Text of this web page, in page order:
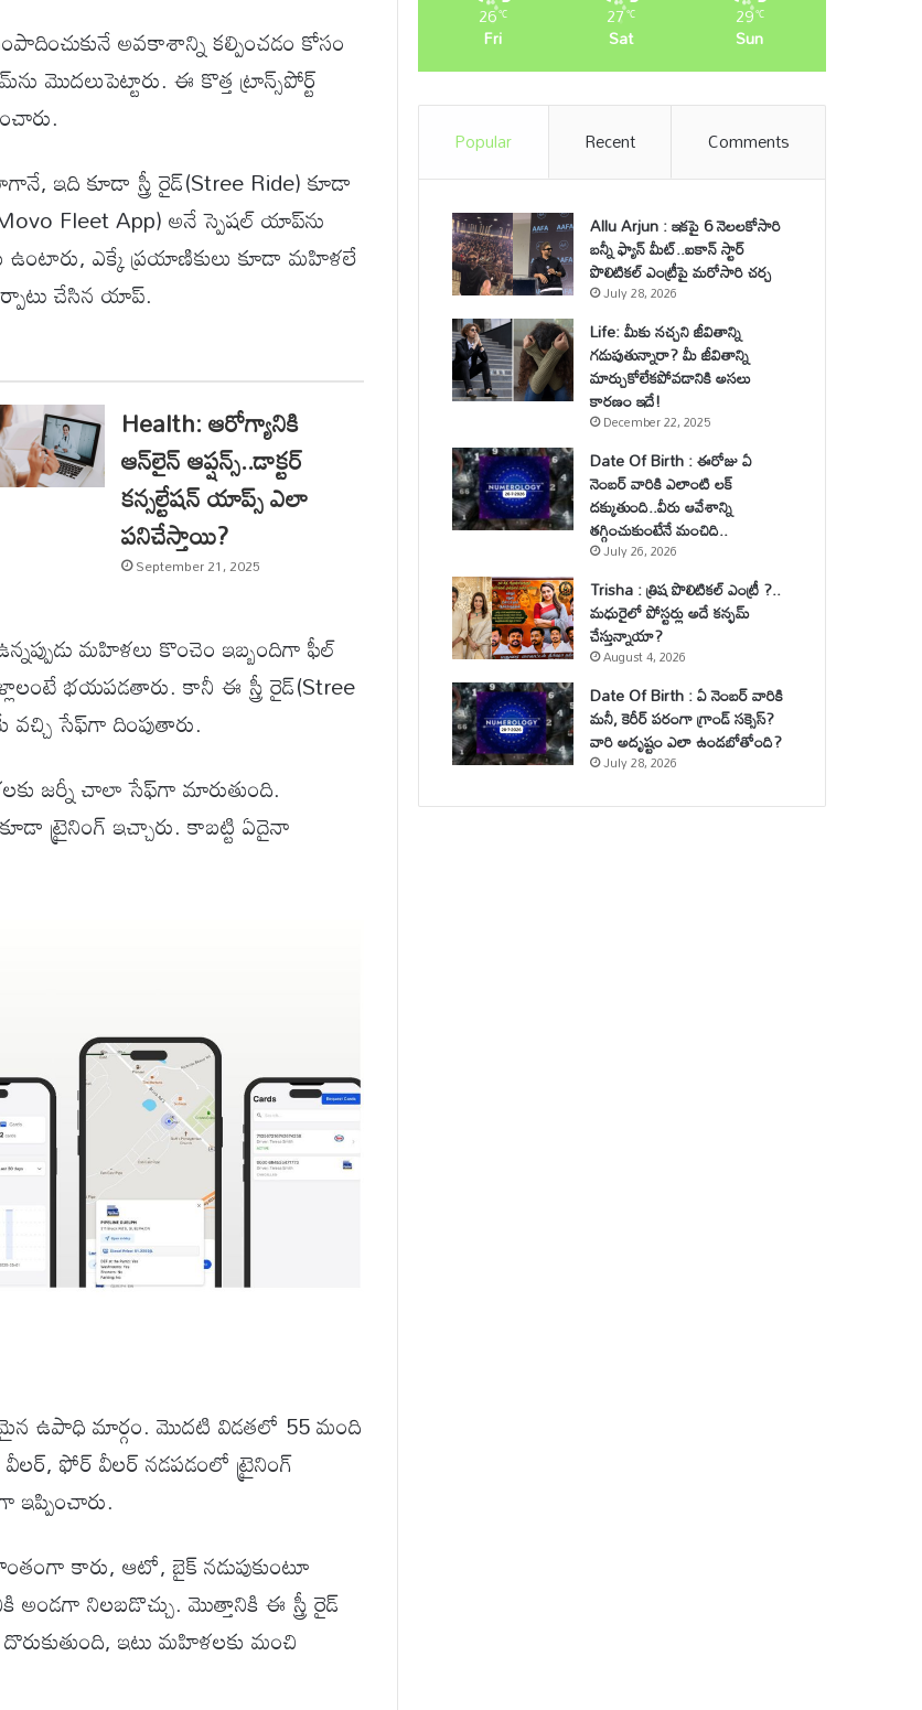
అవకాశాన్ని కల్పించడం కోసం
మొదలుపెట్టారు. ఈ కొత్త ట్రాన్స్‌పోర్ట్
కూడా స్త్రీ రైడ్(Stree Ride) కూడా
Fleet App) అనే స్పెషల్ యాప్‌ను
ఎక్కే ప్రయాణికులు కూడా మహిళలే
చేసిన యాప్.
Health: ఆరోగ్యానికి
ఆన్‌లైన్‌ ఆప్షన్స్‌..డాక్టర్
కన్సల్టేషన్ యాప్స్ ఎలా
పనిచేస్తాయి?
September 21, 2025
మహిళలు కొంచెం ఇబ్బందిగా ఫీల్
భయపడతారు. కానీ ఈ స్త్రీ రైడ్(Stree
వచ్చి సేఫ్‌గా దింపుతారు.
జర్నీ చాలా సేఫ్‌గా మారుతుంది.
ట్రైనింగ్ ఇచ్చారు. కాబట్టి ఏదైనా
ఉపాధి మార్గం. మొదటి విడతలో 55 మంది
ఫోర్ వీలర్ నడపడంలో ట్రైనింగ్
ఇప్పించారు.
కారు, ఆటో, బైక్ నడుపుకుంటూ
అండగా నిలబడొచ్చు. మొత్తానికి ఈ స్త్రీ రైడ్
ఇటు మహిళలకు మంచి
26℃
Fri
27℃
Sat
29℃
Sun
Popular Recent Comments
Allu Arjun : ఇకపై 6 నెలలకోసారి
బన్నీ ఫ్యాన్ మీట్..ఐకాన్ స్టార్
పొలిటికల్ ఎంట్రీపై మరోసారి చర్చ
July 28, 2026
Life: మీకు నచ్చని జీవితాన్ని
గడుపుతున్నారా? మీ జీవితాన్ని
మార్చుకోలేకపోవడానికి అసలు
కారణం ఇదే!
December 22, 2025
Date Of Birth : ఈరోజు ఏ
నెంబర్ వారికి ఎలాంటి లక్
దక్కుతుంది..వీరు ఆవేశాన్ని
తగ్గించుకుంటేనే మంచిది..
July 26, 2026
Trisha : త్రిష పొలిటికల్ ఎంట్రీ ?..
మధురైలో పోస్టర్లు అదే కన్ఫమ్
చేస్తున్నాయా?
August 4, 2026
Date Of Birth : ఏ నెంబర్ వారికి
మనీ, కెరీర్ పరంగా గ్రాండ్ సక్సెస్?
వారి అదృష్టం ఎలా ఉండబోతోంది?
July 28, 2026